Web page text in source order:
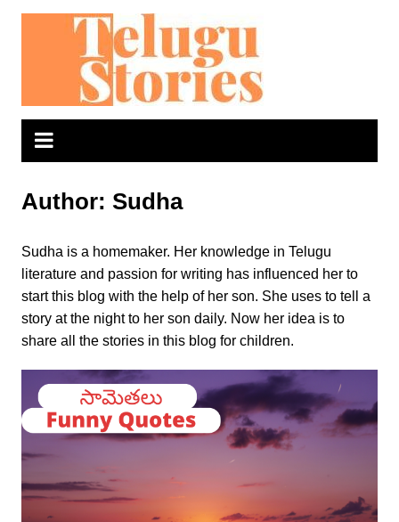
Skip
Author: Sudha
Sudha is a homemaker. Her knowledge in Telugu
literature and passion for writing has influenced her to
start this blog with the help of her son. She uses to tell a
story at the night to her son daily. Now her idea is to
share all the stories in this blog for children.